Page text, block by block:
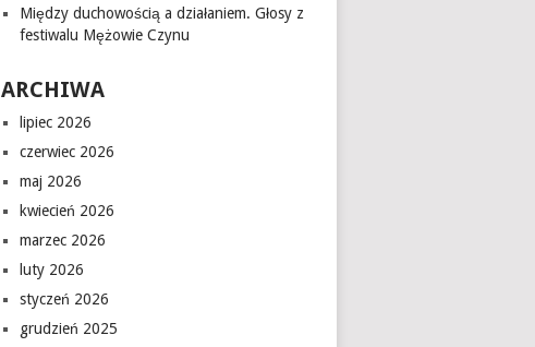
Między duchowością a działaniem. Głosy z
festiwalu Mężowie Czynu
ARCHIWA
lipiec 2026
czerwiec 2026
maj 2026
kwiecień 2026
marzec 2026
luty 2026
styczeń 2026
grudzień 2025